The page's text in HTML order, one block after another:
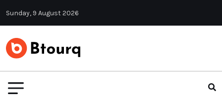
Sunday, 9 August 2026